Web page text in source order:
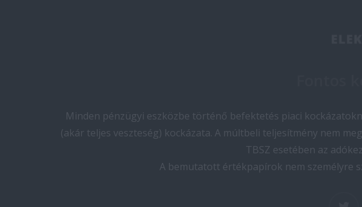
Minden pénzügyi eszközbe történő befektetés piaci
(akár teljes veszteség) kockázata. A múltbeli teljesítmény nem
TBSZ esetében az
A bemutatott értékpapírok nem személyre